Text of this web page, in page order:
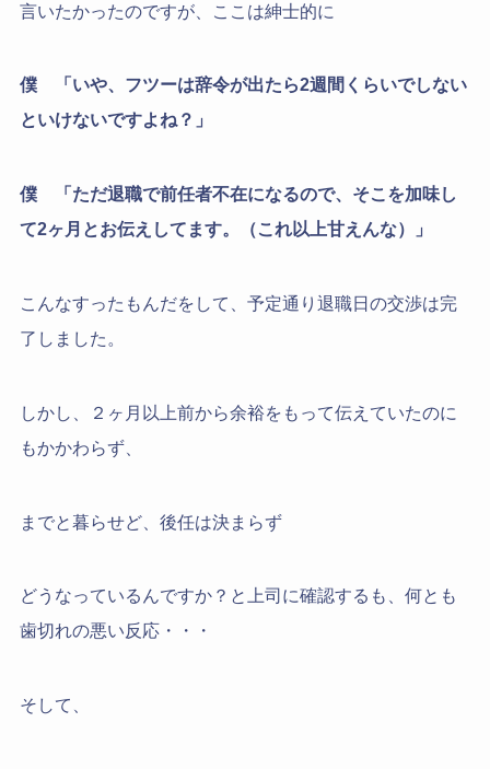
言いたかったのですが、ここは紳士的に
僕 「いや、フツーは辞令が出たら2週間くらいでしない
といけないですよね？」
僕 「ただ退職で前任者不在になるので、そこを加味し
て2ヶ月とお伝えしてます。（これ以上甘えんな）」
こんなすったもんだをして、予定通り退職日の交渉は完
了しました。
しかし、２ヶ月以上前から余裕をもって伝えていたのに
もかかわらず、
までと暮らせど、後任は決まらず
どうなっているんですか？と上司に確認するも、何とも
歯切れの悪い反応・・・
そして、